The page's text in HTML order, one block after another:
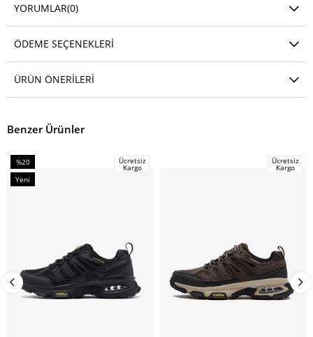
YORUMLAR(0)
ÖDEME SEÇENEKLERI
ÜRÜN ÖNERILERI
Benzer Ürünler
%20
İndirim
Yeni
Ücretsiz
Kargo
Ücretsiz
Kargo